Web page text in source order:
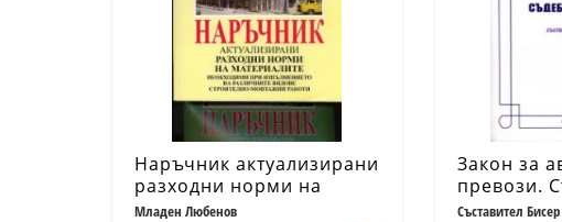
Наръчник актуализирани
разходни норми на
материалите Т.1-2/
Младен Любенов
Закон за
превози.
практика
Съставител